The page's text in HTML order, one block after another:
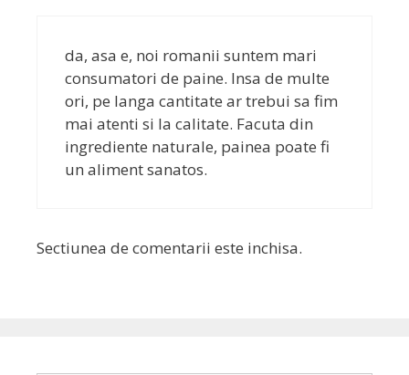
da, asa e, noi romanii suntem mari
consumatori de paine. Insa de multe
ori, pe langa cantitate ar trebui sa fim
mai atenti si la calitate. Facuta din
ingrediente naturale, painea poate fi
un aliment sanatos.
Sectiunea de comentarii este inchisa.